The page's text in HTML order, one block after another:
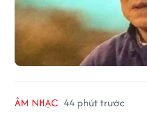
ÂM NHẠC 44 phút trước